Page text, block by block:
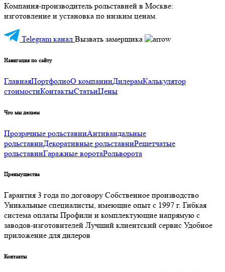
Компания-производитель рольставней в Москве:
изготовление и установка по низким ценам.
Telegram канал Вызвать замерщика
Навигация по сайту
ГлавнаяПортфолиоО компанииДилерамКалькулятор
стоимостиКонтактыСтатьиЦены
Что мы делаем
Прозрачные рольставниАнтивандальные
рольставниДекоративные рольставниРешетчатые
рольставниГаражные воротаРольворота
Преимущества
Гарантия 3 года по договору Собственное производство
Уникальные специалисты, имеющие опыт с 1997 г. Гибкая
система оплаты Профили и комплектующие напрямую с
заводов-изготовителей Лучший клиентский сервис Удобное
приложение для дилеров
Контакты